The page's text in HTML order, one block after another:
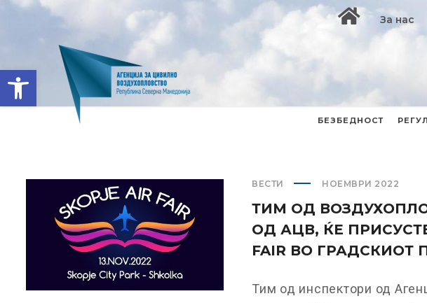
Open toolbar
За нас
БЕЗБЕДНОСТ
ВЕСТИ НОЕМВРИ 2022
ТИМ ОД
ОД АЦВ, ЌЕ
FAIR ВО ГРАДСКИОТ
Тим од инспектори од